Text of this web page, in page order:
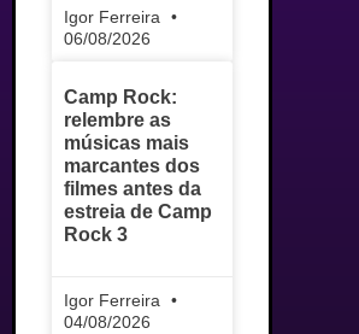
Igor Ferreira
06/08/2026
Camp Rock:
relembre as
músicas mais
marcantes dos
filmes antes da
estreia de Camp
Rock 3
Igor Ferreira
04/08/2026